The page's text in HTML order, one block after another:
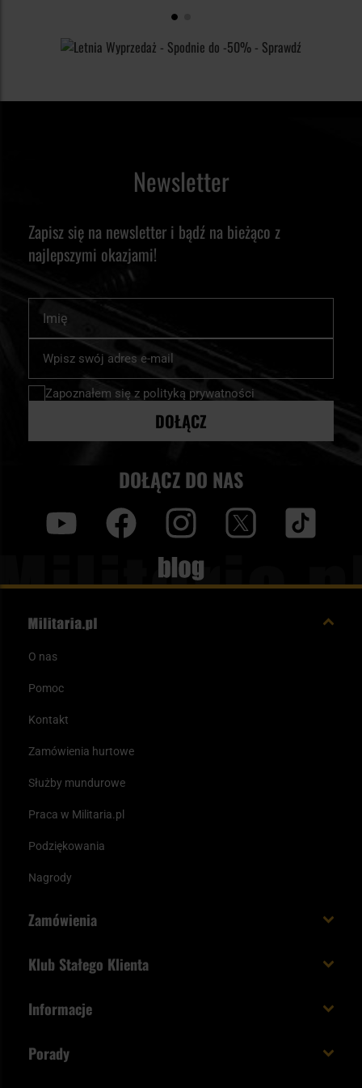
bardziej wymagającym terenie lub podczas długich wypraw.
zależności od sytuacji. Sprawdzając ofertę czołówek Wuben w
Militaria.pl, możesz dobrać model dopasowany do własnych
Newsletter
Zapisz się na newsletter i bądź na bieżąco z
najlepszymi okazjami!
nasz
newsletter:
Zapoznałem się z polityką prywatności
DOŁĄCZ
DOŁĄCZ DO NAS
Blog
O nas
Pomoc
Kontakt
Zamówienia hurtowe
Służby mundurowe
Praca w Militaria.pl
Podziękowania
Nagrody
Zamówienia
Paczka w weekend
Status zamówienia
Klub Stałego Klienta
Unboxing Militaria.pl
Informacje
Porady